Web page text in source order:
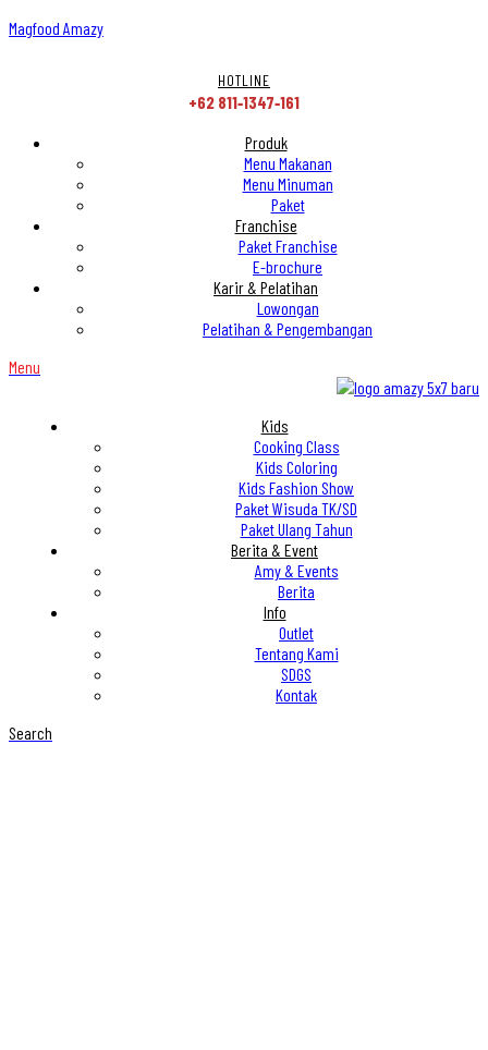
Magfood Amazy
HOTLINE
+62 811‑1347‑161
Produk
Menu Makanan
Menu Minuman
Paket
Franchise
Paket Franchise
E-brochure
Karir & Pelatihan
Lowongan
Pelatihan & Pengembangan
Menu
Kids
Cooking Class
Kids Coloring
Kids Fashion Show
Paket Wisuda TK/SD
Paket Ulang Tahun
Berita & Event
Amy & Events
Berita
Info
Outlet
Tentang Kami
SDGS
Kontak
Search